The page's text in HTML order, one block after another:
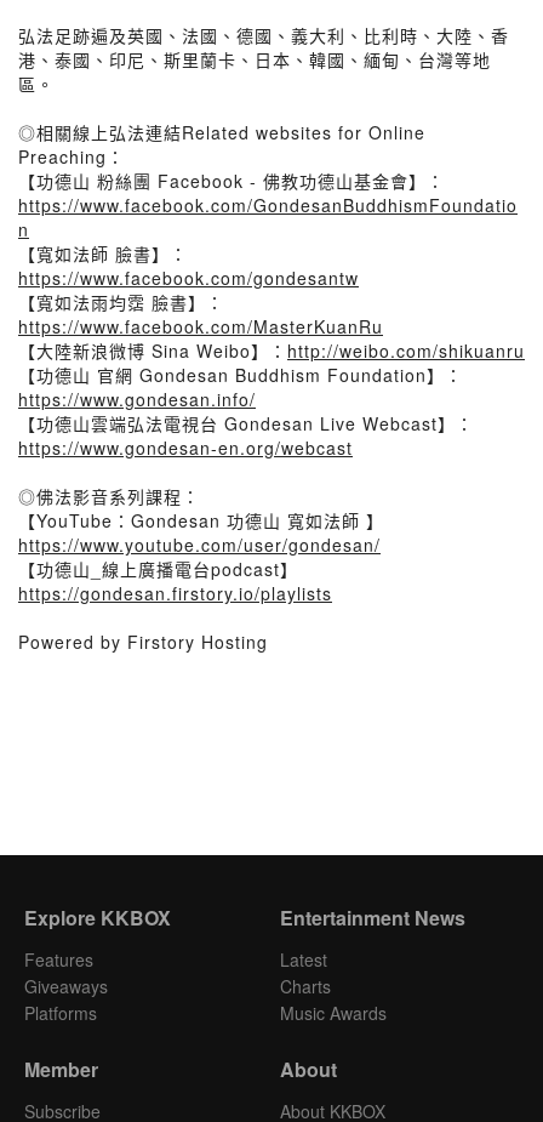
弘法足跡遍及英國、法國、德國、義大利、比利時、大陸、香
港、泰國、印尼、斯里蘭卡、日本、韓國、緬甸、台灣等地
區。
◎相關線上弘法連結Related websites for Online
Preaching：
【功德山 粉絲團 Facebook - 佛教功德山基金會】：
https://www.facebook.com/GondesanBuddhismFoundatio
n
【寬如法師 臉書】：
https://www.facebook.com/gondesantw
【寬如法雨均霑 臉書】：
https://www.facebook.com/MasterKuanRu
【大陸新浪微博 Sina Weibo】： http://weibo.com/shikuanru
【功德山 官網 Gondesan Buddhism Foundation】：
https://www.gondesan.info/
【功德山雲端弘法電視台 Gondesan Live Webcast】：
https://www.gondesan-en.org/webcast
◎佛法影音系列課程：
【YouTube：Gondesan 功德山 寬如法師 】
https://www.youtube.com/user/gondesan/
【功德山_線上廣播電台podcast】
https://gondesan.firstory.io/playlists
Powered by Firstory Hosting
Explore KKBOX
Features
Giveaways
Platforms
Entertainment News
Latest
Charts
Music Awards
Member
Subscribe
About
About KKBOX